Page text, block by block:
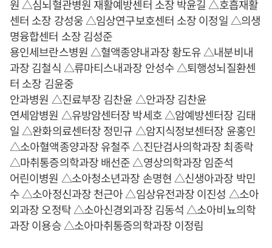
원 △심뇌혈관병원 재활예방센터 소장 박윤길 △호흡재활
센터 소장 강성웅 △임상연구보호센터 소장 이정일 △의생
명융합센터 소장 김성준
용인세브란스병원 △혈액종양내과장 황도유 △내분비내
과장 김철식 △류마티스내과장 안성수 △퇴행성뇌질환센
터 소장 김윤중
안과병원 △진료부장 김찬윤 △안과장 김찬윤
연세암병원 △유방암센터장 박세호 △암예방센터장 김태
일 △완화의료센터장 정민규 △암지식정보센터장 윤홍인
△소아혈액종양과장 유철주 △진단검사의학과장 최종락
△마취통증의학과장 배선준 △영상의학과장 임준석
어린이병원 △소아청소년과장 손명현 △신생아과장 박민
수 △소아정신과장 천근아 △임상유전과장 이진성 △소아
외과장 오정탁 △소아신경외과장 김동석 △소아비뇨의학
과장 이용승 △소아마취통증의학과장 이정림